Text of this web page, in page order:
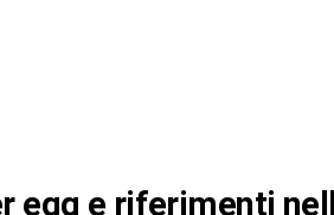
egg e riferimenti